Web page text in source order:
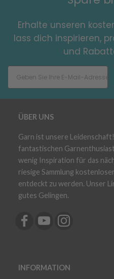
Erhalte unseren
lass dich inspirieren,
und
ÜBER UNS
Garn ist unsere
fantastischen
wenig Inspiration für das
riesige Sammlung
entdeckt zu werden. Unser
gutes Gelingen.
INFORMATION